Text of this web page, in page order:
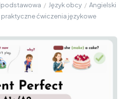
/ Język obcy / Angielski
praktyczne ćwiczenia językowe